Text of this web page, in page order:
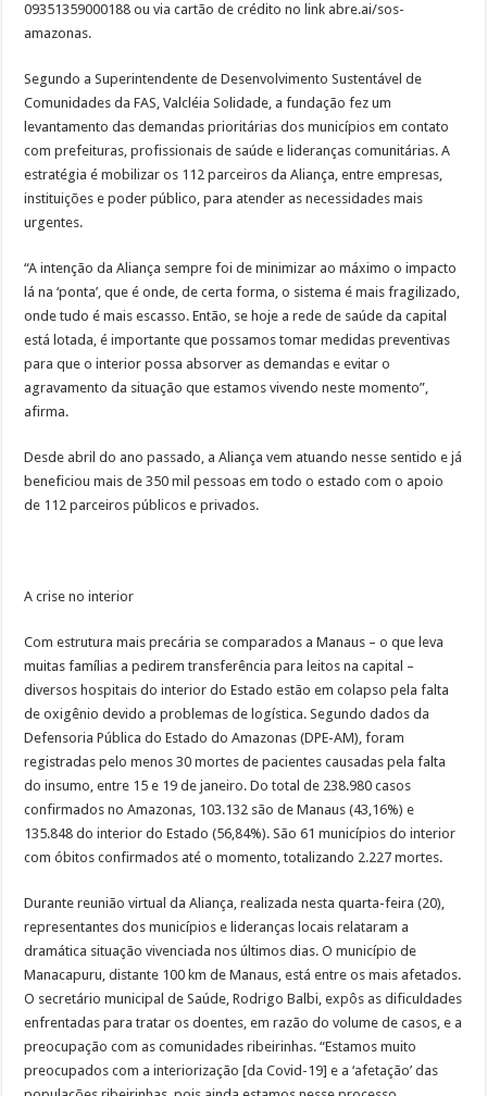
09351359000188 ou via cartão de crédito no link abre.ai/sos-
amazonas.
Segundo a Superintendente de Desenvolvimento Sustentável de
Comunidades da FAS, Valcléia Solidade, a fundação fez um
levantamento das demandas prioritárias dos municípios em contato
com prefeituras, profissionais de saúde e lideranças comunitárias. A
estratégia é mobilizar os 112 parceiros da Aliança, entre empresas,
instituições e poder público, para atender as necessidades mais
urgentes.
“A intenção da Aliança sempre foi de minimizar ao máximo o impacto
lá na ‘ponta’, que é onde, de certa forma, o sistema é mais fragilizado,
onde tudo é mais escasso. Então, se hoje a rede de saúde da capital
está lotada, é importante que possamos tomar medidas preventivas
para que o interior possa absorver as demandas e evitar o
agravamento da situação que estamos vivendo neste momento”,
afirma.
Desde abril do ano passado, a Aliança vem atuando nesse sentido e já
beneficiou mais de 350 mil pessoas em todo o estado com o apoio
de 112 parceiros públicos e privados.
A crise no interior
Com estrutura mais precária se comparados a Manaus – o que leva
muitas famílias a pedirem transferência para leitos na capital –
diversos hospitais do interior do Estado estão em colapso pela falta
de oxigênio devido a problemas de logística. Segundo dados da
Defensoria Pública do Estado do Amazonas (DPE-AM), foram
registradas pelo menos 30 mortes de pacientes causadas pela falta
do insumo, entre 15 e 19 de janeiro. Do total de 238.980 casos
confirmados no Amazonas, 103.132 são de Manaus (43,16%) e
135.848 do interior do Estado (56,84%). São 61 municípios do interior
com óbitos confirmados até o momento, totalizando 2.227 mortes.
Durante reunião virtual da Aliança, realizada nesta quarta-feira (20),
representantes dos municípios e lideranças locais relataram a
dramática situação vivenciada nos últimos dias. O município de
Manacapuru, distante 100 km de Manaus, está entre os mais afetados.
O secretário municipal de Saúde, Rodrigo Balbi, expôs as dificuldades
enfrentadas para tratar os doentes, em razão do volume de casos, e a
preocupação com as comunidades ribeirinhas. “Estamos muito
preocupados com a interiorização [da Covid-19] e a ‘afetação’ das